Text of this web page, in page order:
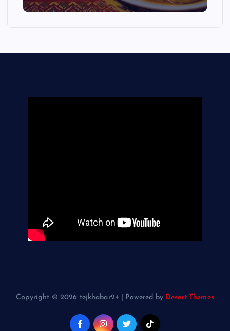
Copyright © 2026 tejkhabar24 | Powered by Desert Themes